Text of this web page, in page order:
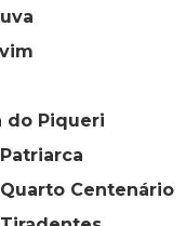
do Piqueri
Patriarca
Quarto Centenário